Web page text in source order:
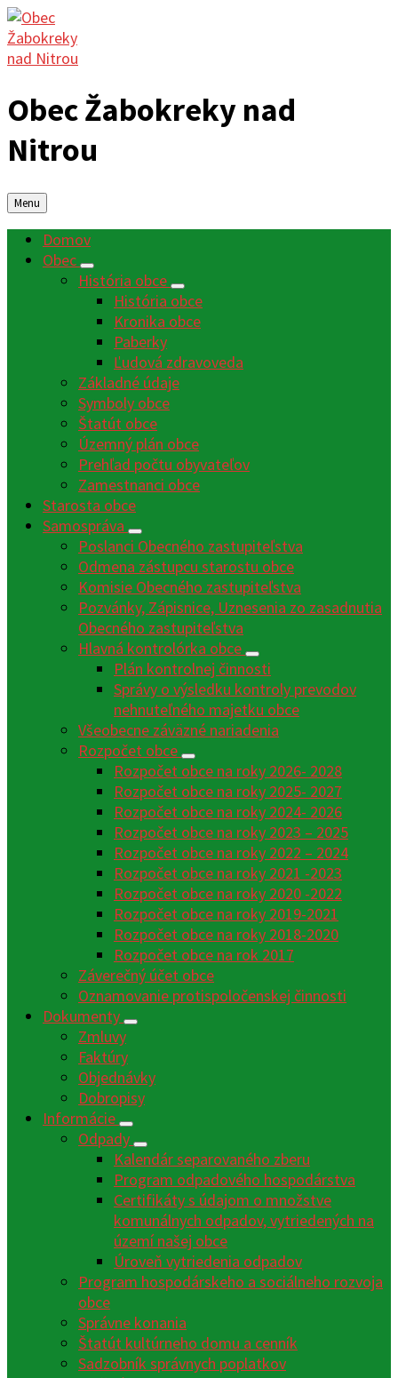
Obec Žabokreky nad
Nitrou
Menu
Domov
Obec
História obce
História obce
Kronika obce
Paberky
Ľudová zdravoveda
Základné údaje
Symboly obce
Štatút obce
Územný plán obce
Prehľad počtu obyvateľov
Zamestnanci obce
Starosta obce
Samospráva
Poslanci Obecného zastupiteľstva
Odmena zástupcu starostu obce
Komisie Obecného zastupiteľstva
Pozvánky, Zápisnice, Uznesenia zo zasadnutia
Obecného zastupiteľstva
Hlavná kontrolórka obce
Plán kontrolnej činnosti
Správy o výsledku kontroly prevodov
nehnuteľného majetku obce
Všeobecne záväzné nariadenia
Rozpočet obce
Rozpočet obce na roky 2026- 2028
Rozpočet obce na roky 2025- 2027
Rozpočet obce na roky 2024- 2026
Rozpočet obce na roky 2023 – 2025
Rozpočet obce na roky 2022 – 2024
Rozpočet obce na roky 2021 -2023
Rozpočet obce na roky 2020 -2022
Rozpočet obce na roky 2019-2021
Rozpočet obce na roky 2018-2020
Rozpočet obce na rok 2017
Záverečný účet obce
Oznamovanie protispoločenskej činnosti
Dokumenty
Zmluvy
Faktúry
Objednávky
Dobropisy
Informácie
Odpady
Kalendár separovaného zberu
Program odpadového hospodárstva
Certifikáty s údajom o množstve
komunálnych odpadov, vytriedených na
území našej obce
Úroveň vytriedenia odpadov
Program hospodárskeho a sociálneho rozvoja
obce
Správne konania
Štatút kultúrneho domu a cenník
Sadzobník správnych poplatkov